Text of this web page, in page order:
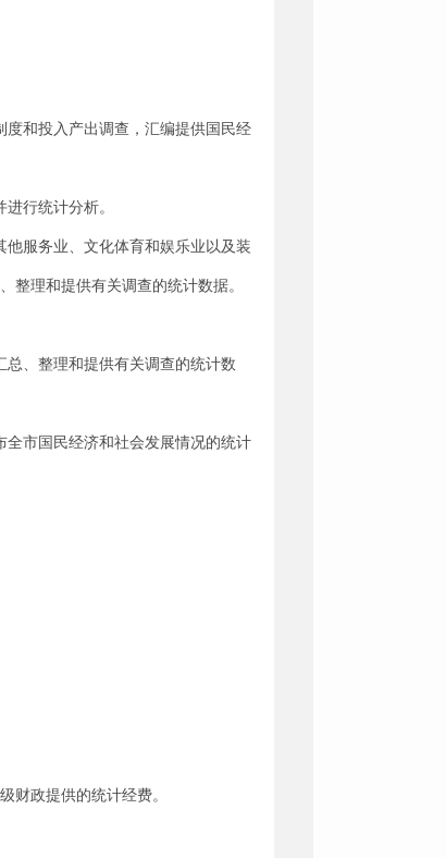
和投入产出调查，汇编提供国民经
行统计分析。
服务业、文化体育和娱乐业以及装
整理和提供有关调查的统计数据。
、整理和提供有关调查的统计数
市国民经济和社会发展情况的统计
财政提供的统计经费。